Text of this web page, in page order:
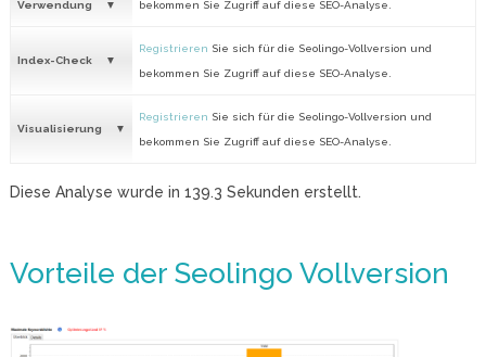
Verwendung bekommen Sie Zugriff auf diese SEO-Analyse.
Index-Check
Registrieren Sie sich für die Seolingo-Vollversion und
bekommen Sie Zugriff auf diese SEO-Analyse.
Visualisierung
Registrieren Sie sich für die Seolingo-Vollversion und
bekommen Sie Zugriff auf diese SEO-Analyse.
Diese Analyse wurde in 139.3 Sekunden erstellt.
Vorteile der Seolingo Vollversion